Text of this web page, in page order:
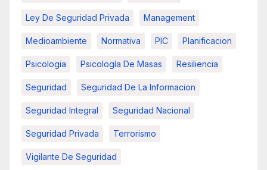
Ley De Seguridad Privada Management
Medioambiente Normativa PIC Planificacion
Psicologia Psicología De Masas Resiliencia
Seguridad Seguridad De La Informacion
Seguridad Integral Seguridad Nacional
Seguridad Privada Terrorismo
Vigilante De Seguridad